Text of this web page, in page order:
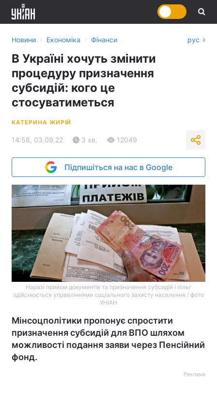
Новини › Економіка › Фінанси рус
В Україні хочуть змінити
процедуру призначення
субсидій: кого це
стосуватиметься
КАТЕРИНА ЖИРІЙ
14:58, 03.09.22 3 хв. 12049
Підпишіться на нас в Google
Наразі прийом документів та призначення субсидій і пільг
здійснюється управліннями соціального захисту населення / фото
УНІАН
Мінсоцполітики пропонує спростити
призначення субсидій для ВПО шляхом
можливості подання заяви через Пенсійний
фонд.
Реклама